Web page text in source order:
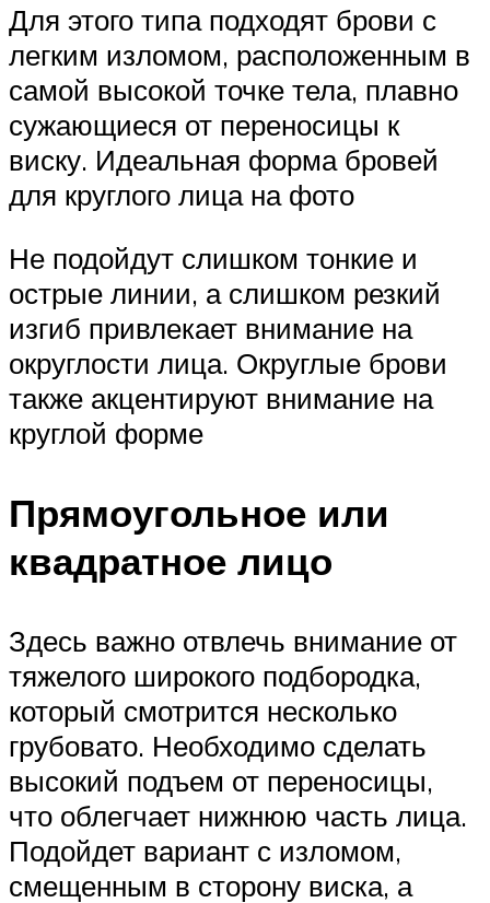
Для этого типа подходят брови с
легким изломом, расположенным в
самой высокой точке тела, плавно
сужающиеся от переносицы к
виску. Идеальная форма бровей
для круглого лица на фото
Не подойдут слишком тонкие и
острые линии, а слишком резкий
изгиб привлекает внимание на
округлости лица. Округлые брови
также акцентируют внимание на
круглой форме
Прямоугольное или
квадратное лицо
Здесь важно отвлечь внимание от
тяжелого широкого подбородка,
который смотрится несколько
грубовато. Необходимо сделать
высокий подъем от переносицы,
что облегчает нижнюю часть лица.
Подойдет вариант с изломом,
смещенным в сторону виска, а